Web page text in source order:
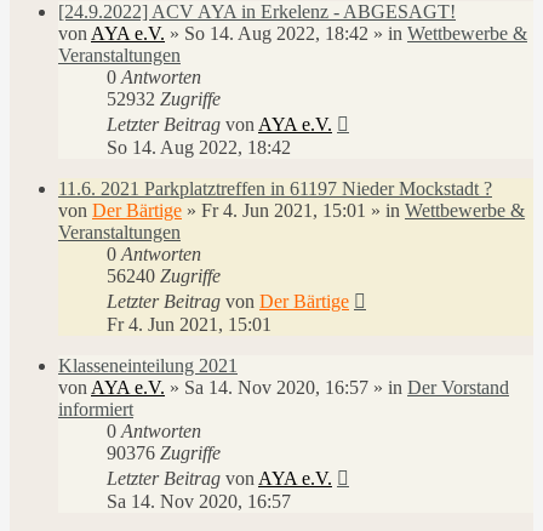
[24.9.2022] ACV AYA in Erkelenz - ABGESAGT!
von AYA e.V. » So 14. Aug 2022, 18:42 » in Wettbewerbe &
Veranstaltungen
0 Antworten
52932 Zugriffe
Letzter Beitrag von AYA e.V.
So 14. Aug 2022, 18:42
11.6. 2021 Parkplatztreffen in 61197 Nieder Mockstadt ?
von Der Bärtige » Fr 4. Jun 2021, 15:01 » in Wettbewerbe &
Veranstaltungen
0 Antworten
56240 Zugriffe
Letzter Beitrag von Der Bärtige
Fr 4. Jun 2021, 15:01
Klasseneinteilung 2021
von AYA e.V. » Sa 14. Nov 2020, 16:57 » in Der Vorstand
informiert
0 Antworten
90376 Zugriffe
Letzter Beitrag von AYA e.V.
Sa 14. Nov 2020, 16:57